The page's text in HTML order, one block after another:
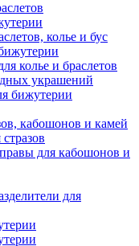
колье и бус
колье и браслетов
украшений
бижутерии
кабошонов и камей
для кабошонов и
для